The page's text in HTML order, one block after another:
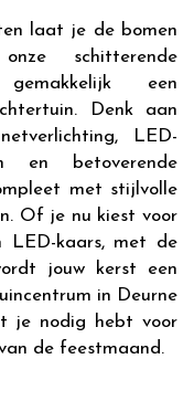
laat je de bomen
schitterende
een
Denk aan
LED-
en betoverende
met stijlvolle
Of je nu kiest voor
LED-kaars, met de
jouw kerst een
in Deurne
je nodig hebt voor
de feestmaand.